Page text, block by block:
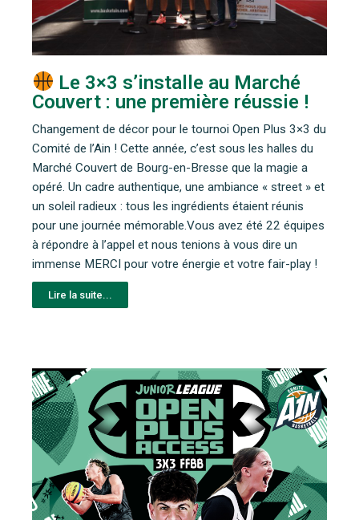
Le 3×3 s’installe au Marché
Couvert : une première réussie !
Changement de décor pour le tournoi Open Plus 3×3 du
Comité de l’Ain ! Cette année, c’est sous les halles du
Marché Couvert de Bourg-en-Bresse que la magie a
opéré. Un cadre authentique, une ambiance « street » et
un soleil radieux : tous les ingrédients étaient réunis
pour une journée mémorable.Vous avez été 22 équipes
à répondre à l’appel et nous tenions à vous dire un
immense MERCI pour votre énergie et votre fair-play !
Lire la suite...